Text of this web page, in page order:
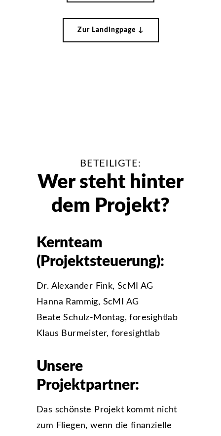
Zur Landingpage ↓
BETEILIGTE:
Wer steht hinter
dem Projekt?
Kernteam
(Projektsteuerung):
Dr. Alexander Fink, ScMI AG
Hanna Rammig, ScMI AG
Beate Schulz-Montag, foresightlab
Klaus Burmeister, foresightlab
Unsere
Projektpartner:
Das schönste Projekt kommt nicht
zum Fliegen, wenn die finanzielle